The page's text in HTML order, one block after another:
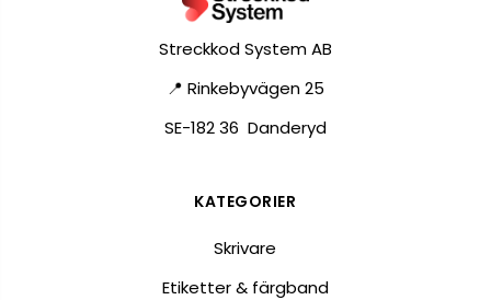
Streckkod System AB
📍 Rinkebyvägen 25
SE-182 36 Danderyd
KATEGORIER
Skrivare
Etiketter & färgband